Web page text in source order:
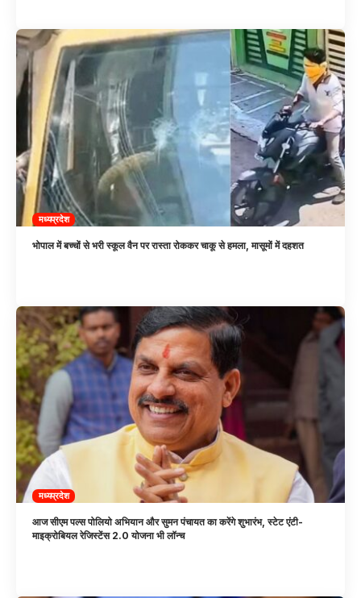
मध्यप्रदेश
भोपाल में बच्चों से भरी स्कूल वैन पर रास्ता रोककर चाकू से हमला, मासूमों में दहशत
मध्यप्रदेश
आज सीएम पल्स पोलियो अभियान और सुमन पंचायत का करेंगे शुभारंभ, स्टेट एंटी-
माइक्रोबियल रेजिस्टेंस 2.0 योजना भी लॉन्च